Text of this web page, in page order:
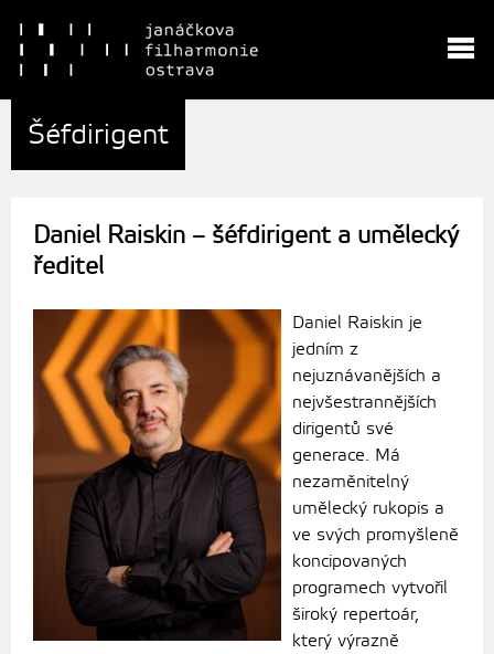
Šéfdirigent
Daniel Raiskin – šéfdirigent a umělecký
ředitel
Daniel Raiskin je
jedním z
nejuznávanějších a
nejvšestrannějších
dirigentů své
generace. Má
nezaměnitelný
umělecký rukopis a
ve svých promyšleně
koncipovaných
programech vytvořil
široký repertoár,
který výrazně